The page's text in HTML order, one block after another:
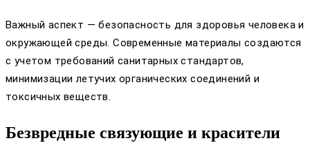
Важный аспект — безопасность для здоровья человека и
окружающей среды. Современные материалы создаются
с учетом требований санитарных стандартов,
минимизации летучих органических соединений и
токсичных веществ.
Безвредные связующие и красители